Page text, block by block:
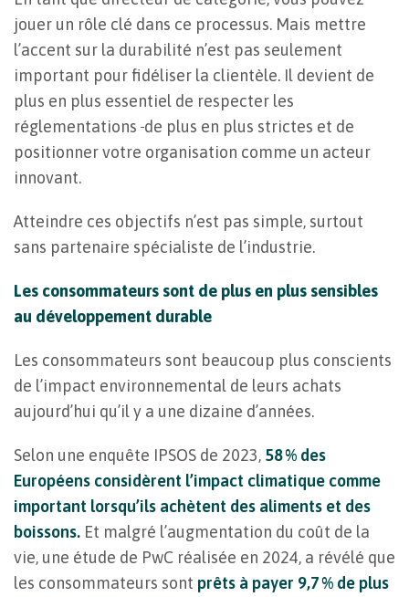
jouer un rôle clé dans ce processus. Mais mettre
l’accent sur la durabilité n’est pas seulement
important pour fidéliser la clientèle. Il devient de
plus en plus essentiel de respecter les
réglementations de plus en plus strictes et de
positionner votre organisation comme un acteur
innovant.
Atteindre ces objectifs n’est pas simple, surtout
sans partenaire spécialiste de l’industrie.
Les consommateurs sont de plus en plus sensibles
au développement durable
Les consommateurs sont beaucoup plus conscients
de l’impact environnemental de leurs achats
aujourd’hui qu’il y a une dizaine d’années.
Selon une enquête IPSOS de 2023, 58 % des
Européens considèrent l’impact climatique comme
important lorsqu’ils achètent des aliments et des
boissons. Et malgré l’augmentation du coût de la
vie, une étude de PwC réalisée en 2024, a révélé que
les consommateurs sont prêts à payer 9,7 % de plus